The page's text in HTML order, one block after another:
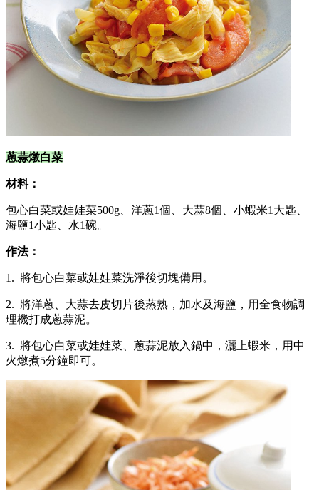
蔥蒜燉白菜
材料：
包心白菜或娃娃菜500g、洋蔥1個、大蒜8個、小蝦米1大匙、
海鹽1小匙、水1碗。
作法：
1. 將包心白菜或娃娃菜洗淨後切塊備用。
2. 將洋蔥、大蒜去皮切片後蒸熟，加水及海鹽，用全食物調
理機打成蔥蒜泥。
3. 將包心白菜或娃娃菜、蔥蒜泥放入鍋中，灑上蝦米，用中
火燉煮5分鐘即可。